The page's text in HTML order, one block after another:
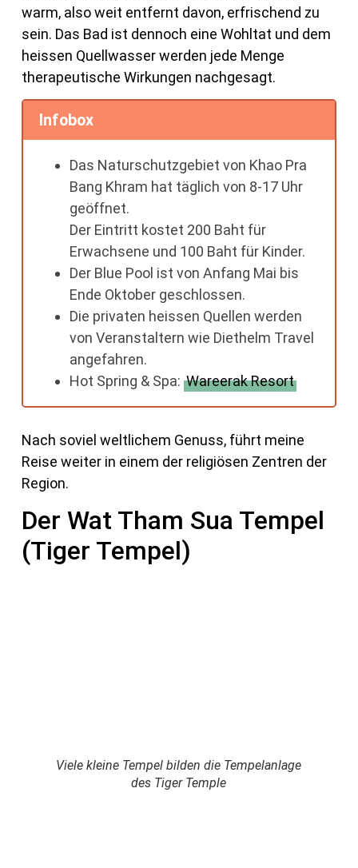
warm, also weit entfernt davon, erfrischend zu
sein. Das Bad ist dennoch eine Wohltat und dem
heissen Quellwasser werden jede Menge
therapeutische Wirkungen nachgesagt.
Infobox
Das Naturschutzgebiet von Khao Pra
Bang Khram hat täglich von 8-17 Uhr
geöffnet.
Der Eintritt kostet 200 Baht für
Erwachsene und 100 Baht für Kinder.
Der Blue Pool ist von Anfang Mai bis
Ende Oktober geschlossen.
Die privaten heissen Quellen werden
von Veranstaltern wie Diethelm Travel
angefahren.
Hot Spring & Spa: Wareerak Resort
Nach soviel weltlichem Genuss, führt meine
Reise weiter in einem der religiösen Zentren der
Region.
Der Wat Tham Sua Tempel
(Tiger Tempel)
Viele kleine Tempel bilden die Tempelanlage
des Tiger Temple